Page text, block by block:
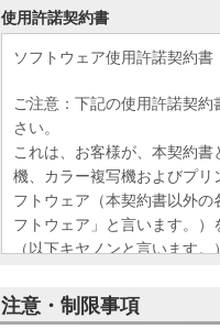
使用許諾契約書
ソフトウェア使用許諾契約書
ご注意：下記の使用許諾契
さい。
これは、お客様が、本契約
機、カラー複写機およびプ
フトウェア（本契約書以外
フトウェア」と言います。
（以下キヤノンと言います。
お客様は、『同意』を示す下
ウェア」のインストールの
注意・制限事項